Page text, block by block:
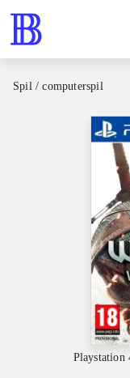
Spil / computerspil
Playstation